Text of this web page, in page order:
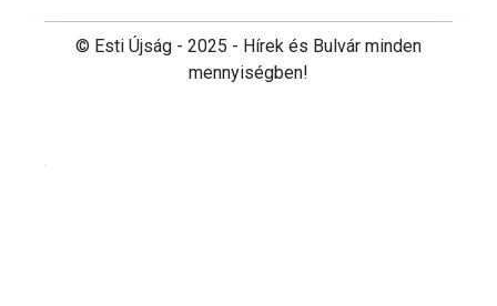
© Esti Újság - 2025 - Hírek és Bulvár minden
mennyiségben!